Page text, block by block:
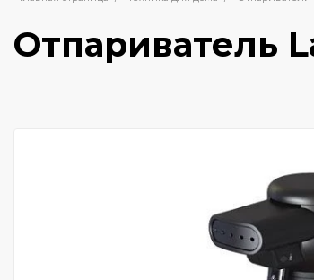
Отпариватель